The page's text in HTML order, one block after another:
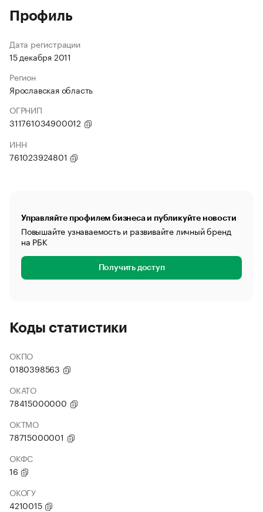
Профиль
Дата регистрации
15 декабря 2011
Регион
Ярославская область
ОГРНИП
311761034900012
ИНН
761023924801
Управляйте профилем бизнеса и публикуйте новости
Повышайте узнаваемость и развивайте личный бренд
на РБК
Получить доступ
Коды статистики
ОКПО
0180398563
ОКАТО
78415000000
ОКТМО
78715000001
ОКФС
16
ОКОГУ
4210015